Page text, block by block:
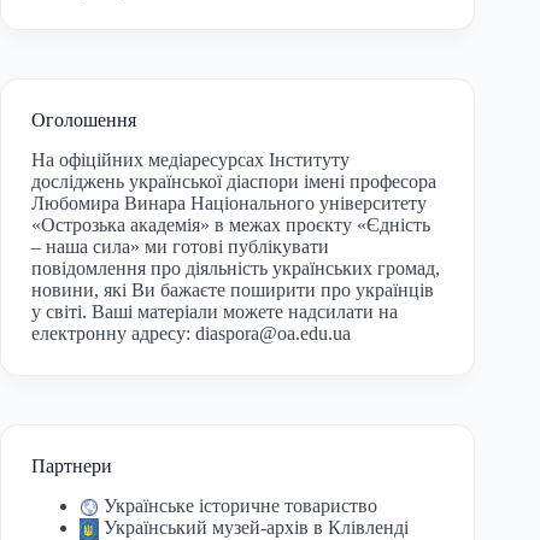
Оголошення
На офіційних медіаресурсах Інституту
досліджень української діаспори імені професора
Любомира Винара Національного університету
«Острозька академія» в межах проєкту «Єдність
– наша сила» ми готові публікувати
повідомлення про діяльність українських громад,
новини, які Ви бажаєте поширити про українців
у світі. Ваші матеріали можете надсилати на
електронну адресу: diaspora@oa.edu.ua
Партнери
Українське історичне товариство
Український музей-архів в Клівленді